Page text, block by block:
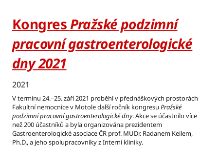
KongresPražské podzimní
pracovní gastroenterologické
dny 2021
2021
V termínu 24.–25. září 2021 proběhl v přednáškových prostorách
Fakultní nemocnice v Motole další ročník kongresu Pražské
podzimní pracovní gastroenterologické dny. Akce se účastnilo více
než 200 účastníků a byla organizována prezidentem
Gastroenterologické asociace ČR prof. MUDr. Radanem Keilem,
Ph.D., a jeho spolupracovníky z Interní kliniky.